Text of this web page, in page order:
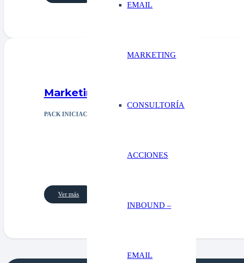
EMAIL
MARKETING
CONSULTORÍA
ACCIONES
INBOUND –
EMAIL
Marketing directo
PACK INICIACIÓN
Ver más